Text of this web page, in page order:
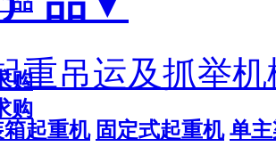
购
购
重吊运及抓举机
起重机 固定式起重机 单